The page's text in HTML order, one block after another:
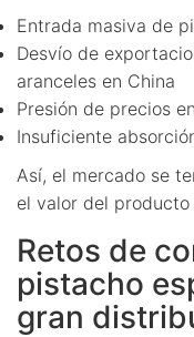
Entrada masiva de
Desvío de
aranceles en China
Presión de precios
Insuficiente
Así, el mercado se
el valor del
Retos de
pistacho
gran